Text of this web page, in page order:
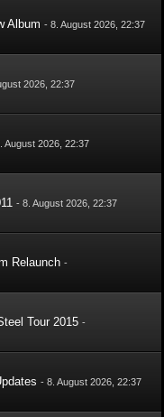
Album -8. August 2026, 22:37
2026, 22:37
August 2026, 22:37
-8. August 2026, 22:37
Relaunch -
Tour 2015 -
-8. August 2026, 22:37